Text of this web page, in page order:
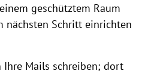
geschütztem Raum
nächsten Schritt einrichten
Mails schreiben; dort